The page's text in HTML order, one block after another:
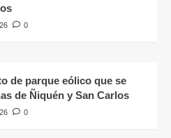
0
de parque eólico que se
de Ñiquén y San Carlos
0